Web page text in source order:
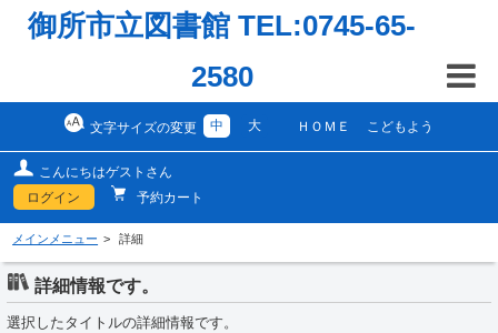
御所市立図書館 TEL:0745-65-
2580
文字サイズの変更 中 大 ＨＯＭＥ こどもよう
こんにちはゲストさん
ログイン
予約カート
メインメニュー 詳細
詳細情報です。
選択したタイトルの詳細情報です。